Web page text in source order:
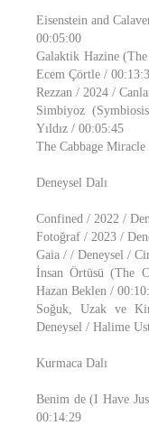
Eisenstein and
00:05:00
Galaktik Hazine
Ecem Çörtle /
Rezzan / 2024 /
Simbiyoz
Yıldız / 00:05:45
The Cabbage
Deneysel Dalı
Confined / 2022 /
Fotoğraf / 2023 /
Gaia / / Deneysel /
İnsan Örtüsü (The
Hazan Beklen /
Soğuk, Uzak ve
Deneysel / Halime
Kurmaca Dalı
Benim de (I Have
00:14:29